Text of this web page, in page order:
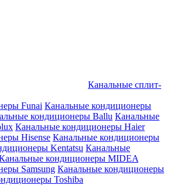
Канальные сплит-
Funai Канальные кондиционеры
кондиционеры Ballu Канальные
Канальные кондиционеры Haier
Hisense Канальные кондиционеры
Kentatsu Канальные
кондиционеры MIDEA
Samsung Канальные кондиционеры
Toshiba